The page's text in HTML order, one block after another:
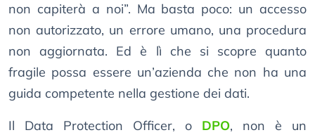
non capiterà a noi”. Ma basta poco: un accesso
non autorizzato, un errore umano, una procedura
non aggiornata. Ed è lì che si scopre quanto
fragile possa essere un’azienda che non ha una
guida competente nella gestione dei dati.
Il Data Protection Officer, o DPO, non è un